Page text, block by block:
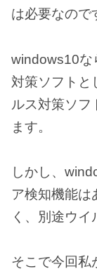
は必要なので
windows10な
対策ソフトと
ルス対策ソフ
ます。
しかし、
ア検知機能は
く、別途ウイ
そこで今回私